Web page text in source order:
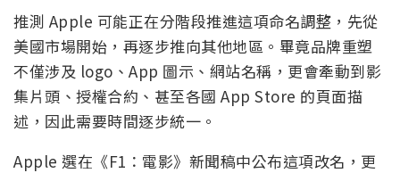
推測 Apple 可能正在分階段推進這項命名調整，先從
美國市場開始，再逐步推向其他地區。畢竟品牌重塑
不僅涉及 logo、App 圖示、網站名稱，更會牽動到影
集片頭、授權合約、甚至各國 App Store 的頁面描
述，因此需要時間逐步統一。
Apple 選在《F1：電影》新聞稿中公布這項改名，更